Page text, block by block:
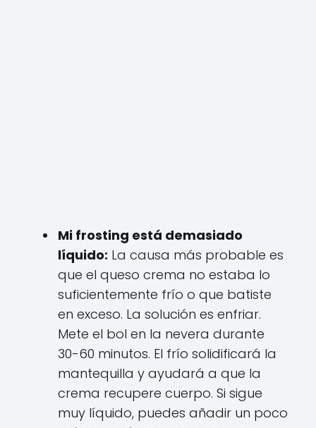
Mi frosting está demasiado
líquido: La causa más probable es
que el queso crema no estaba lo
suficientemente frío o que batiste
en exceso. La solución es enfriar.
Mete el bol en la nevera durante
30-60 minutos. El frío solidificará la
mantequilla y ayudará a que la
crema recupere cuerpo. Si sigue
muy líquido, puedes añadir un poco